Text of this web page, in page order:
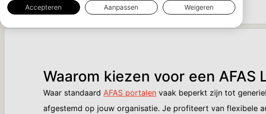
Waarom kiezen voor een
Waar standaard AFAS portalen vaak beperkt zijn tot
afgestemd op jouw organisatie. Je profiteert van flexibele
Accepteren Aanpassen Weigeren